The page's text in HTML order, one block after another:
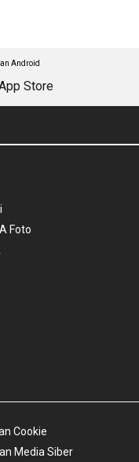
Android
Foto
Cookie
Media Siber